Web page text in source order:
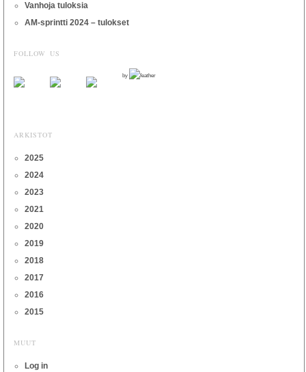
Vanhoja tuloksia
AM-sprintti 2024 – tulokset
FOLLOW US
by
ARKISTOT
2025
2024
2023
2021
2020
2019
2018
2017
2016
2015
MUUT
Log in